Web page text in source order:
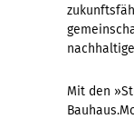
Mit den